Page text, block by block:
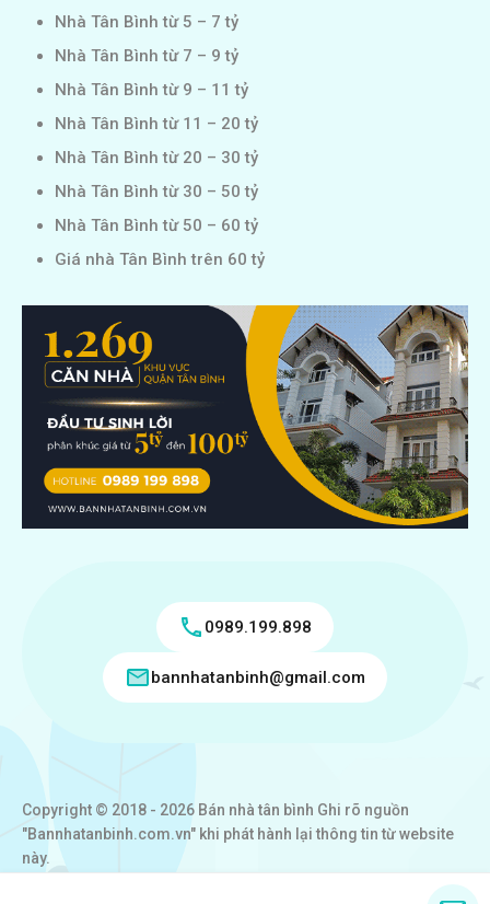
Nhà Tân Bình từ 5 – 7 tỷ
Nhà Tân Bình từ 7 – 9 tỷ
Nhà Tân Bình từ 9 – 11 tỷ
Nhà Tân Bình từ 11 – 20 tỷ
Nhà Tân Bình từ 20 – 30 tỷ
Nhà Tân Bình từ 30 – 50 tỷ
Nhà Tân Bình từ 50 – 60 tỷ
Giá nhà Tân Bình trên 60 tỷ
0989.199.898
bannhatanbinh@gmail.com
Copyright © 2018 - 2026 Bán nhà tân bình Ghi rõ nguồn
"Bannhatanbinh.com.vn" khi phát hành lại thông tin từ website
này.